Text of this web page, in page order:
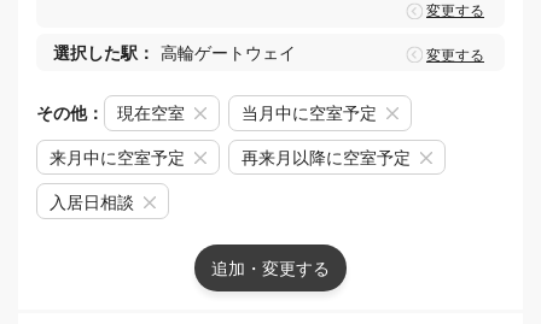
変更する
選択した駅： 高輪ゲートウェイ 変更する
その他： 現在空室 当月中に空室予定
来月中に空室予定 再来月以降に空室予定
入居日相談
追加・変更する